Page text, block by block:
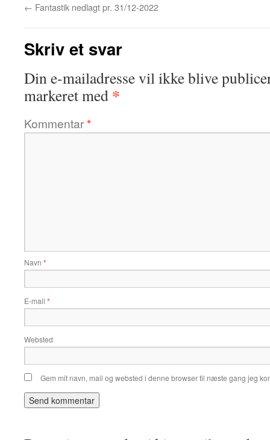
← Fantastik nedlagt pr. 31/12-2022
Skriv et svar
Din e-mailadresse vil ikke blive
markeret med *
Kommentar*
Navn *
E-mail *
Websted
Gem mit navn, mail og websted i denne browser til næste gang jeg